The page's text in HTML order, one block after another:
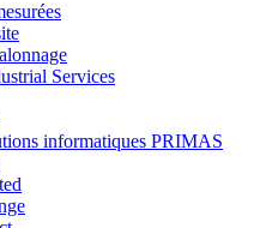
Services
informatiques PRIMAS